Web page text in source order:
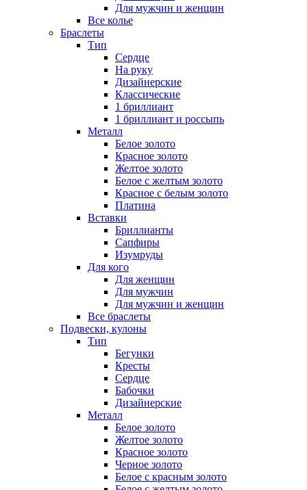
Для мужчин и женщин
Все колье
Браслеты
Тип
Сердце
На руку
Дизайнерские
Классические
1 бриллиант
1 бриллиант и россыпь
Металл
Белое золото
Красное золото
Желтое золото
Белое с желтым золото
Красное с белым золото
Платина
Вставки
Бриллианты
Сапфиры
Изумруды
Для кого
Для женщин
Для мужчин
Для мужчин и женщин
Все браслеты
Подвески, кулоны
Тип
Бегунки
Кресты
Сердце
Бабочки
Дизайнерские
Металл
Белое золото
Желтое золото
Красное золото
Черное золото
Белое с красным золото